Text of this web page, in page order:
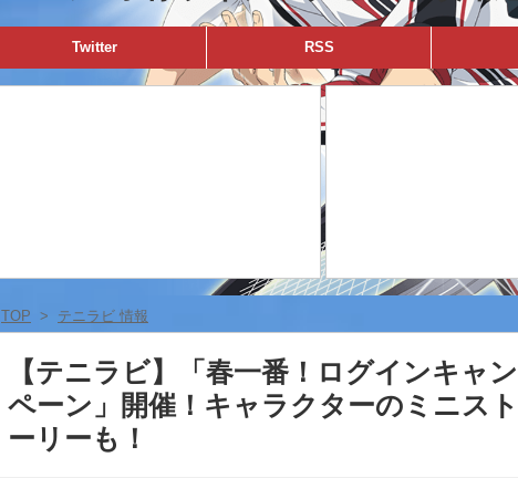
Twitter RSS
TOP > テニラビ 情報
【テニラビ】「春一番！ログインキャン
ペーン」開催！キャラクターのミニスト
ーリーも！